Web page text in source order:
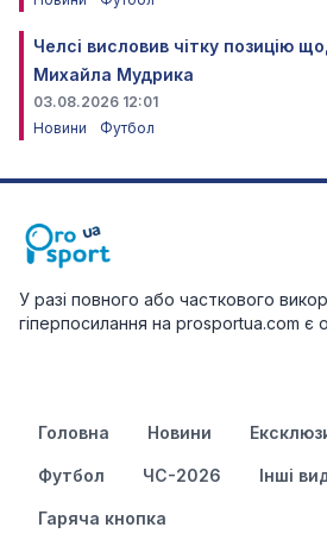
Челсі висловив чітку позицію
Михайла Мудрика
03.08.2026 12:01
Новини
Футбол
У разі повного або часткового
гіперпосилання на prosportua.com є
Головна Новини
Футбол ЧС-2026 Інші
Гаряча кнопка